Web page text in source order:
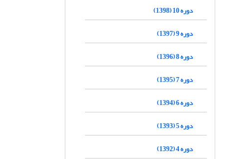
دوره 10 (1398)
دوره 9 (1397)
دوره 8 (1396)
دوره 7 (1395)
دوره 6 (1394)
دوره 5 (1393)
دوره 4 (1392)